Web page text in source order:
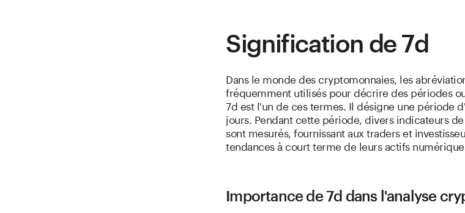
Signification de 7d
Dans le monde des cryptomonnaies, les
fréquemment utilisés pour décrire des périodes
7d est l'un de ces termes. Il désigne une période
jours. Pendant cette période, divers indicateurs
sont mesurés, fournissant aux traders et
tendances à court terme de leurs actifs
Importance de 7d dans l'analyse